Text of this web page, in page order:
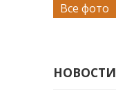
Все фото
НОВОСТИ